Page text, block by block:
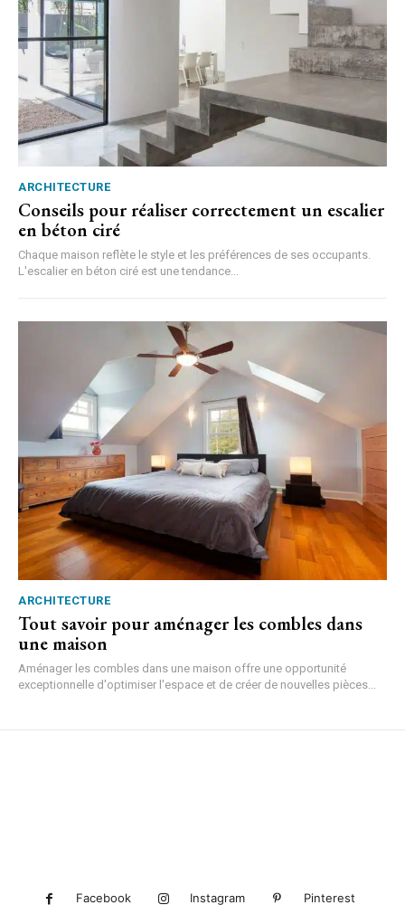
ARCHITECTURE
Conseils pour réaliser correctement un escalier
en béton ciré
Chaque maison reflète le style et les préférences de ses occupants.
L'escalier en béton ciré est une tendance...
ARCHITECTURE
Tout savoir pour aménager les combles dans
une maison
Aménager les combles dans une maison offre une opportunité
exceptionnelle d'optimiser l'espace et de créer de nouvelles pièces...
Facebook Instagram Pinterest